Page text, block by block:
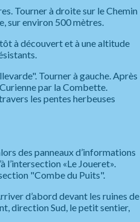
Tourner à droite sur le Chemin
sur environ 500 mètres.
à découvert et à une altitude
Tourner à gauche. Après
par la Combette.
les pentes herbeuses
des panneaux d’informations
l’intersection «Le Joueret».
"Combe du Puits".
d’abord devant les ruines de
direction Sud, le petit sentier,